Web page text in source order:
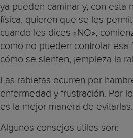
ya pueden caminar y, con esta
física, quieren que se les
cuando les dices «NO»,
como no pueden controlar esa
cómo se sienten, ¡empieza la
Las rabietas ocurren por
enfermedad y frustración. Por
es la mejor manera de evitarlas.
Algunos consejos útiles son: